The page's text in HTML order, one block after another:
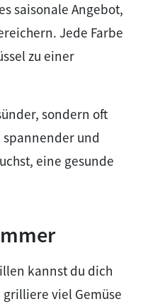
saisonale Angebot,
Jede Farbe
zu einer
sondern oft
und
eine gesunde
kannst du dich
viel Gemüse